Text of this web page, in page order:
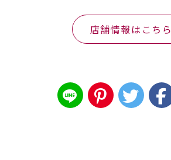
店舗情報はこちら